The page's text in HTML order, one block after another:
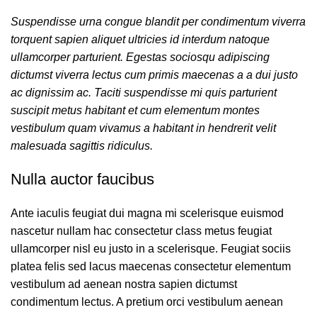
Suspendisse urna congue blandit per condimentum viverra
torquent sapien aliquet ultricies id interdum natoque
ullamcorper parturient. Egestas sociosqu adipiscing
dictumst viverra lectus cum primis maecenas a a dui justo
ac dignissim ac. Taciti suspendisse mi quis parturient
suscipit metus habitant et cum elementum montes
vestibulum quam vivamus a habitant in hendrerit velit
malesuada sagittis ridiculus.
Nulla auctor faucibus
Ante iaculis feugiat dui magna mi scelerisque euismod
nascetur nullam hac consectetur class metus feugiat
ullamcorper nisl eu justo in a scelerisque. Feugiat sociis
platea felis sed lacus maecenas consectetur elementum
vestibulum ad aenean nostra sapien dictumst
condimentum lectus. A pretium orci vestibulum aenean